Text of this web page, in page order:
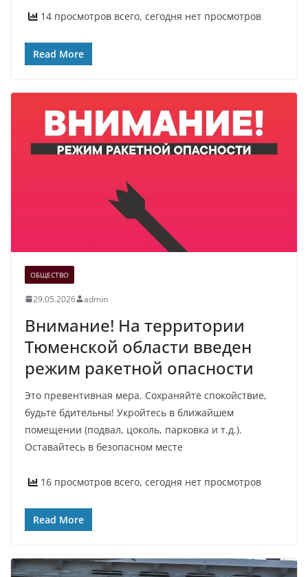
14 просмотров всего, сегодня нет просмотров
Read More
ОБЩЕСТВО
29.05.2026 admin
Внимание! На территории
Тюменской области введен
режим ракетной опасности
Это превентивная мера. Сохраняйте спокойствие,
будьте бдительны! Укройтесь в ближайшем
помещении (подвал, цоколь, парковка и т.д.).
Оставайтесь в безопасном месте
16 просмотров всего, сегодня нет просмотров
Read More